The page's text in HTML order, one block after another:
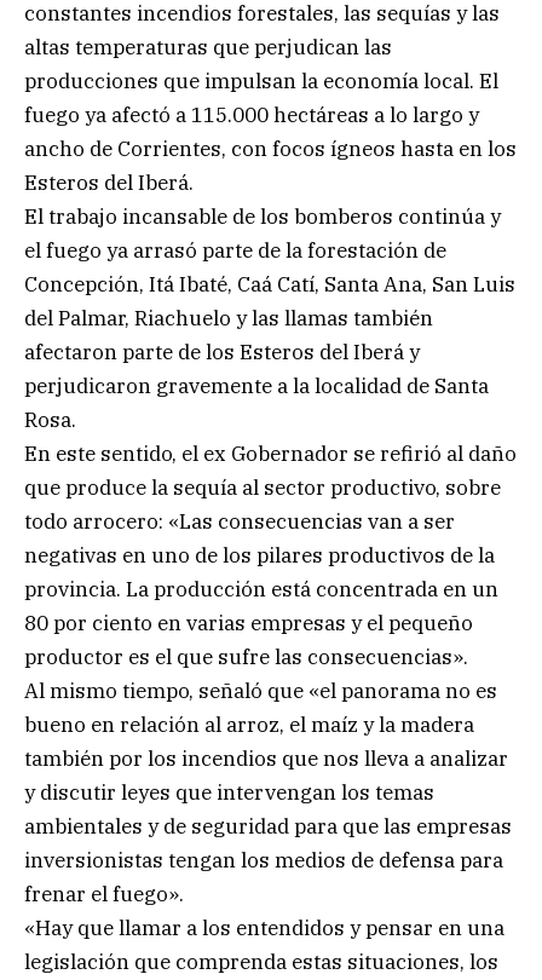
constantes incendios forestales, las sequías y las
altas temperaturas que perjudican las
producciones que impulsan la economía local. El
fuego ya afectó a 115.000 hectáreas a lo largo y
ancho de Corrientes, con focos ígneos hasta en los
Esteros del Iberá.
El trabajo incansable de los bomberos continúa y
el fuego ya arrasó parte de la forestación de
Concepción, Itá Ibaté, Caá Catí, Santa Ana, San Luis
del Palmar, Riachuelo y las llamas también
afectaron parte de los Esteros del Iberá y
perjudicaron gravemente a la localidad de Santa
Rosa.
En este sentido, el ex Gobernador se refirió al daño
que produce la sequía al sector productivo, sobre
todo arrocero: «Las consecuencias van a ser
negativas en uno de los pilares productivos de la
provincia. La producción está concentrada en un
80 por ciento en varias empresas y el pequeño
productor es el que sufre las consecuencias».
Al mismo tiempo, señaló que «el panorama no es
bueno en relación al arroz, el maíz y la madera
también por los incendios que nos lleva a analizar
y discutir leyes que intervengan los temas
ambientales y de seguridad para que las empresas
inversionistas tengan los medios de defensa para
frenar el fuego».
«Hay que llamar a los entendidos y pensar en una
legislación que comprenda estas situaciones, los